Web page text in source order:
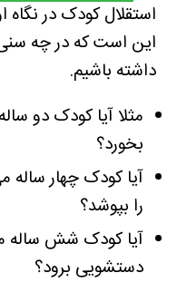
استقلالکودک در
این است که در چه
داشته باشیم.
مثلا آیا کودک دو
بخورد؟
آیا کودک چهار
را بپوشد؟
آیا کودک شش ساله
دستشویی برود؟